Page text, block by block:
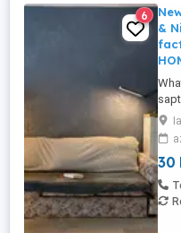
6
&
30